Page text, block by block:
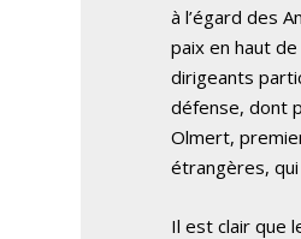
à l’égard des
paix en haut
dirigeants
défense, dont
Olmert,
étrangères,
Il est clair que